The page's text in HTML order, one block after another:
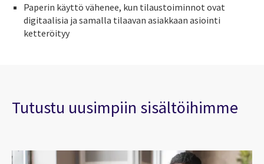
Paperin käyttö vähenee, kun tilaustoiminnot ovat
digitaalisia ja samalla tilaavan asiakkaan asiointi
ketteröityy
Tutustu uusimpiin sisältöihimme